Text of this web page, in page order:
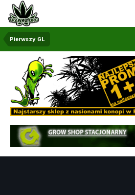
Pierwszy GL